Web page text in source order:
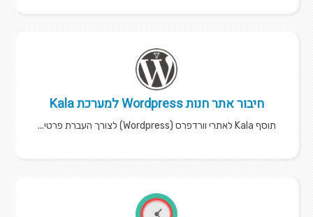
חיבור אתר חנות Wordpress למערכת Kala
תוסף Kala לאתרי וורדפרס (Wordpress) לצורך העברת פרטי...